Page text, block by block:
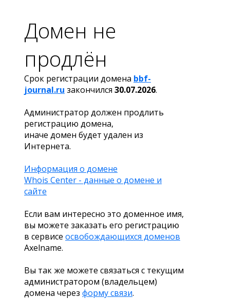
Домен не
продлён
Срок регистрации домена bbf-
journal.ru закончился 30.07.2026.
Администратор должен продлить
регистрацию домена,
иначе домен будет удален из
Интернета.
Информация о домене
Whois Center - данные о домене и
сайте
Если вам интересно это доменное имя,
вы можете заказать его регистрацию
в сервисе освобождающихся доменов
Axelname.
Вы так же можете связаться с текущим
администратором (владельцем)
домена через форму связи.